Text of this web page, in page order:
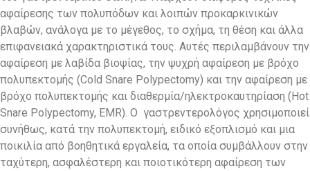
αφαίρεσης των πολυπόδων και λοιπών προκαρκινικών
βλαβών, ανάλογα με το μέγεθος, το σχήμα, τη θέση και άλλα
επιφανειακά χαρακτηριστικά τους. Αυτές περιλαμβάνουν την
αφαίρεση με λαβίδα βιοψίας, την ψυχρή αφαίρεση με βρόχο
πολυπεκτομής (Cold Snare Polypectomy) και την αφαίρεση με
βρόχο πολυπεκτομής και διαθερμία/ηλεκτροκαυτηρίαση (Hot
Snare Polypectomy, EMR). Ο γαστρεντερολόγος χρησιμοποιεί
συνήθως, κατά την πολυπεκτομή, ειδικό εξοπλισμό και μια
ποικιλία από βοηθητικά εργαλεία, τα οποία συμβάλλουν στην
ταχύτερη, ασφαλέστερη και ποιοτικότερη αφαίρεση των